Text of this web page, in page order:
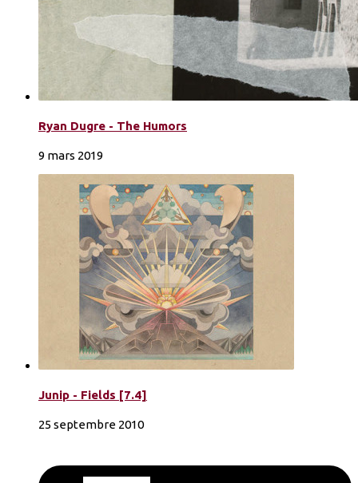
Ryan Dugre - The Humors
9 mars 2019
Junip - Fields [7.4]
25 septembre 2010